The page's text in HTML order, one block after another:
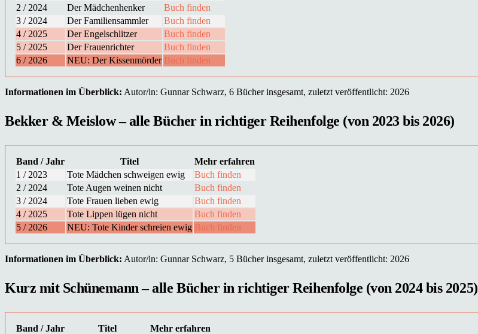
2 / 2024
Der Mädchenhenker
Buch finden
3 / 2024
Der Familiensammler
Buch finden
4 / 2025
Der Engelschlitzer
Buch finden
5 / 2025
Der Frauenrichter
Buch finden
6 / 2026
NEU: Der Kissenmörder Buch finden
Informationen im Überblick: Autor/in: Gunnar Schwarz, 6 Bücher insgesamt, zuletzt veröffentlicht: 2026
Bekker & Meislow – alle Bücher in richtiger Reihenfolge (von 2023 bis 2026)
Band / Jahr Titel
Mehr erfahren
1 / 2023
Tote Mädchen schweigen ewig
Buch finden
2 / 2024
Tote Augen weinen nicht
Buch finden
3 / 2024
Tote Frauen lieben ewig
Buch finden
4 / 2025
Tote Lippen lügen nicht
Buch finden
5 / 2026
NEU: Tote Kinder schreien ewig Buch finden
Informationen im Überblick: Autor/in: Gunnar Schwarz, 5 Bücher insgesamt, zuletzt veröffentlicht: 2026
Kurz mit Schünemann – alle Bücher in richtiger Reihenfolge (von 2024 bis 2025)
Band / Jahr Titel
Mehr erfahren